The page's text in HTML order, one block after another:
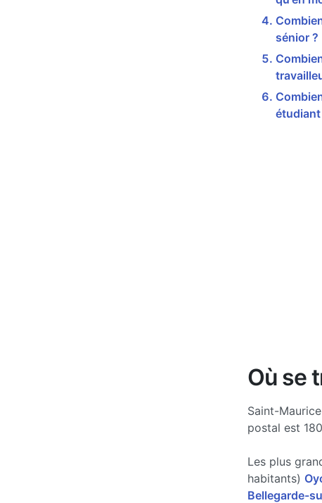
sénior ?
étudiant
Où se
Saint-
postal est
Les plus
habitants)
Bellegarde-